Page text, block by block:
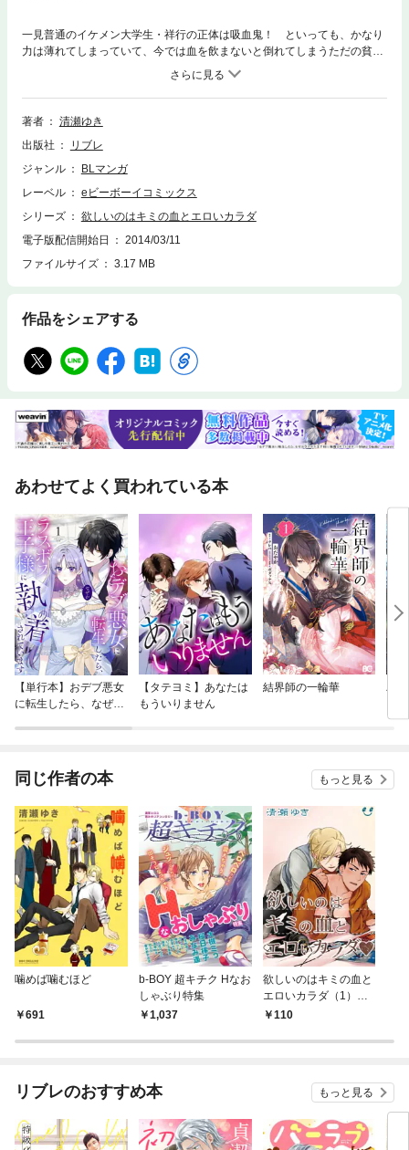
一見普通のイケメン大学生・祥行の正体は吸血鬼！ といっても、かなり
力は薄れてしまっていて、今では血を飲まないと倒れてしまうただの貧血
男子。そんな厄介な体質の祥行は、優しくて少し天然な親友＆片想い相手
の暁人につけ込んで、血をもらうついでにHしちゃう関係に。そんな友情
以上恋人未満カラダの関係アリの二人に近づく大学卒業式。進路が違うか
ら今までみたいな関係を続けるのは難しいかも…、そんなブルーな気持ち
いカラダ」（1）〜（4）は、電子配信中のビーボーイコミックスDX「噛
めば噛むほど」に収録されております。
著者
清瀬ゆき
出版社
リブレ
ジャンル
BLマンガ
レーベル
eビーボーイコミックス
シリーズ
欲しいのはキミの血とエロいカラダ
電子版配信開始日
2014/03/11
ファイルサイズ
3.17 MB
作品をシェアする
あわせてよく買われている本
【単行本】おデブ悪女
に転生したら、なぜか
【タテヨミ】あなたは
もういりません
結界師の一輪華
バ
今
同じ作者の本 もっと見る
噛めば噛むほど
691
b-BOY 超キチク Hなお
しゃぶり特集
1,037
欲しいのはキミの血と
エロいカラダ（1）
吸血鬼の恋わずらい
110
リブレのおすすめ本 もっと見る